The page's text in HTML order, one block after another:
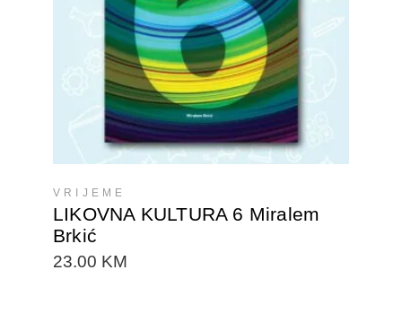
DODAJTE U KORPU
VRIJEME
LIKOVNA KULTURA 6 Miralem
Brkić
23.00 KM